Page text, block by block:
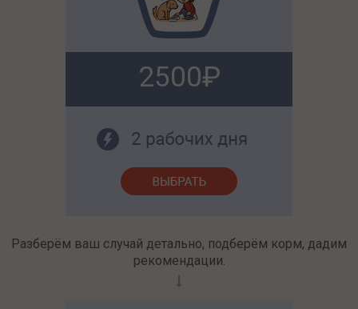
2500
Разберём ваш случай детально, подберём корм, дадим
рекомендации.